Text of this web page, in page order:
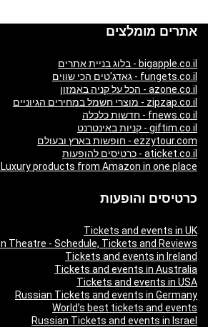
אתרים מומלצים
bigapple.co.il - בלוג בניית אתרים
fungets.co.il - גאדג'טים הכי שווים
azone.co.il - הכל על קניה באמזון
zipzap.co.il - מוצרי חשמל במחירים הגיוניים
fnews.co.il - חדשות כלכלה
giftim.co.il - קניות באינטרנט
ezzytour.com - חופשות בארץ ובעולם
aticket.co.il - כרטיסים להופעות
products from Amazon in one place
כרטיסים והופעות
Tickets and events in UK
Theatre - Schedule, Tickets and Reviews
Tickets and events in Ireland
Tickets and events in Australia
Tickets and events in USA
Russian Tickets and events in Germany
World’s best tickets and events
Russian Tickets and events in Israel